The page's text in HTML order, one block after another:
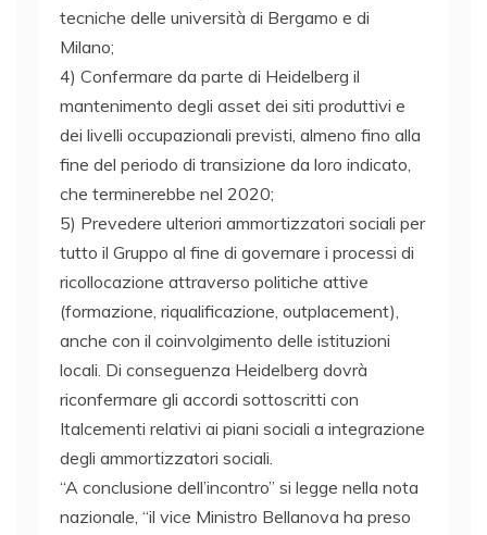
tecniche delle università di Bergamo e di
Milano;
4) Confermare da parte di Heidelberg il
mantenimento degli asset dei siti produttivi e
dei livelli occupazionali previsti, almeno fino alla
fine del periodo di transizione da loro indicato,
che terminerebbe nel 2020;
5) Prevedere ulteriori ammortizzatori sociali per
tutto il Gruppo al fine di governare i processi di
ricollocazione attraverso politiche attive
(formazione, riqualificazione, outplacement),
anche con il coinvolgimento delle istituzioni
locali. Di conseguenza Heidelberg dovrà
riconfermare gli accordi sottoscritti con
Italcementi relativi ai piani sociali a integrazione
degli ammortizzatori sociali.
“A conclusione dell’incontro” si legge nella nota
nazionale, “il vice Ministro Bellanova ha preso